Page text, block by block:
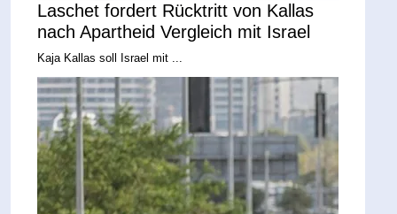
Laschet fordert Rücktritt von Kallas
nach Apartheid Vergleich mit Israel
Kaja Kallas soll Israel mit ...